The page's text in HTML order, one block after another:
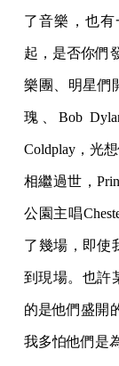
了音樂，也
起，是否你們
樂團、明星們
瑰、Bob
Coldplay，光
相繼過世，
公園主唱
了幾場，即使
到現場。也許
的是他們盛開
我多怕他們是